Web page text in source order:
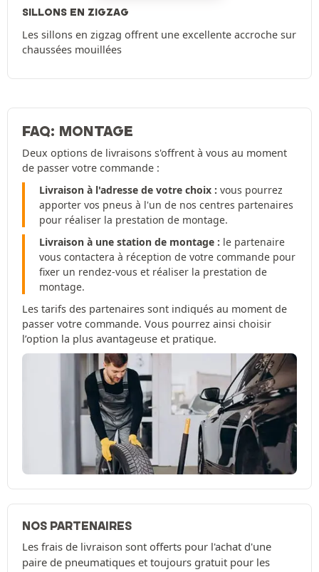
SILLONS EN ZIGZAG
Les sillons en zigzag offrent une excellente accroche sur
chaussées mouillées
FAQ: MONTAGE
Deux options de livraisons s'offrent à vous au moment
de passer votre commande :
Livraison à l'adresse de votre choix : vous pourrez
apporter vos pneus à l'un de nos centres partenaires
pour réaliser la prestation de montage.
Livraison à une station de montage : le partenaire
vous contactera à réception de votre commande pour
fixer un rendez-vous et réaliser la prestation de
montage.
Les tarifs des partenaires sont indiqués au moment de
passer votre commande. Vous pourrez ainsi choisir
l’option la plus avantageuse et pratique.
NOS PARTENAIRES
Les frais de livraison sont offerts pour l'achat d'une
paire de pneumatiques et toujours gratuit pour les